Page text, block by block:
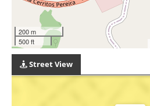
200 m
500 ft
Street View